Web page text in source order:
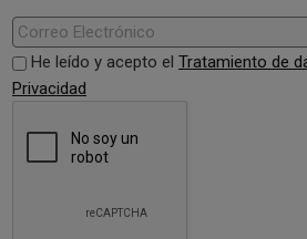
He leído y acepto el Tratamiento de
Privacidad